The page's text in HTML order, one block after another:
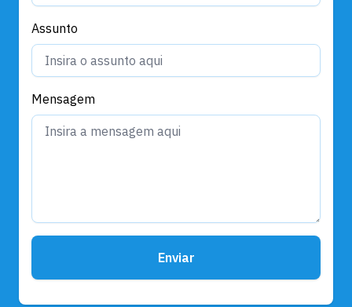
Assunto
Mensagem
Enviar